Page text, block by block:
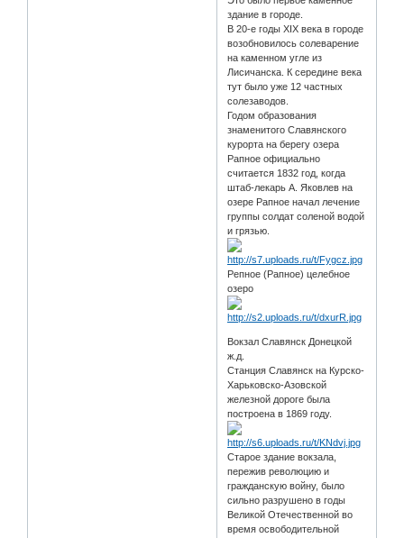
здание в городе.
В 20-е годы XIX века в городе
возобновилось солеварение
на каменном угле из
Лисичанска. К середине века
тут было уже 12 частных
солезаводов.
Годом образования
знаменитого Славянского
курорта на берегу озера
Рапное официально
считается 1832 год, когда
штаб-лекарь А. Яковлев на
озере Рапное начал лечение
группы солдат соленой водой
и грязью.
Репное (Рапное) целебное
озеро
Вокзал Славянск Донецкой
ж.д.
Станция Славянск на Курско-
Харьковско-Азовской
железной дороге была
построена в 1869 году.
Старое здание вокзала,
пережив революцию и
гражданскую войну, было
сильно разрушено в годы
Великой Отечественной во
время освободительной